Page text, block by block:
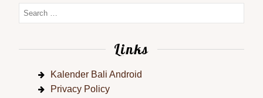
Links
Kalender Bali Android
Privacy Policy